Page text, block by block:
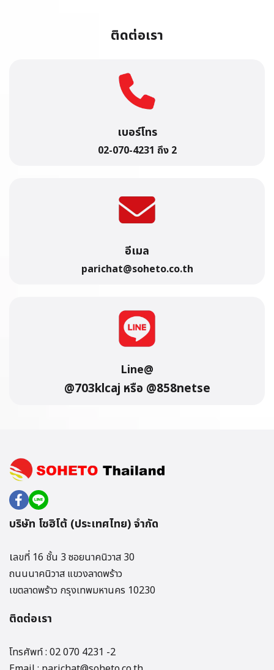
ติดต่อเรา
เบอร์โทร
02-070-4231 ถึง 2
อีเมล
parichat@soheto.co.th
Line@
@703klcaj หรือ @858netse
บริษัท โซฮิโต้ (ประเทศไทย) จำกัด
เลขที่ 16 ชั้น 3 ซอยนาคนิวาส 30
ถนนนาคนิวาส แขวงลาดพร้าว
เขตลาดพร้าว กรุงเทพมหานคร 10230
ติดต่อเรา
โทรศัพท์ : 02 070 4231 -2